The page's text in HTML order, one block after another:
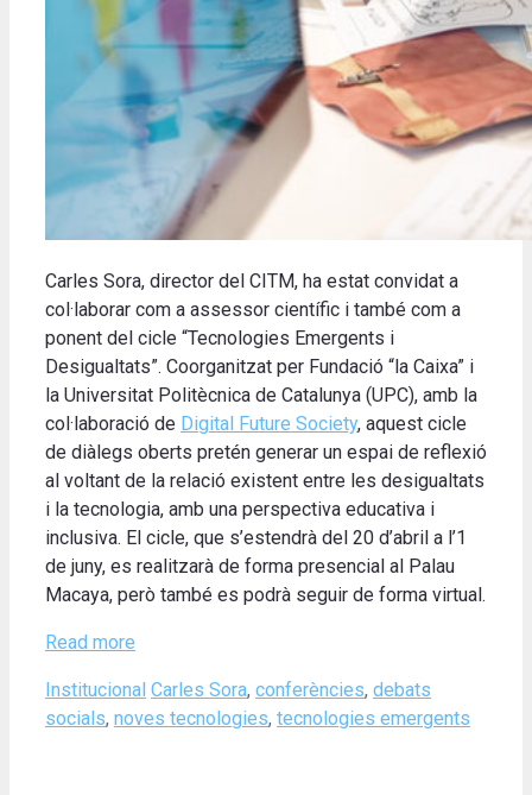
Carles Sora, director del CITM, ha estat convidat a
col·laborar com a assessor científic i també com a
ponent del cicle “Tecnologies Emergents i
Desigualtats”. Coorganitzat per Fundació “la Caixa” i
la Universitat Politècnica de Catalunya (UPC), amb la
col·laboració de Digital Future Society, aquest cicle
de diàlegs oberts pretén generar un espai de reflexió
al voltant de la relació existent entre les desigualtats
i la tecnologia, amb una perspectiva educativa i
inclusiva. El cicle, que s’estendrà del 20 d’abril a l’1
de juny, es realitzarà de forma presencial al Palau
Macaya, però també es podrà seguir de forma virtual.
Read more
Categories
Institucional Tags
Carles Sora, conferències, debats
socials, noves tecnologies, tecnologies emergents